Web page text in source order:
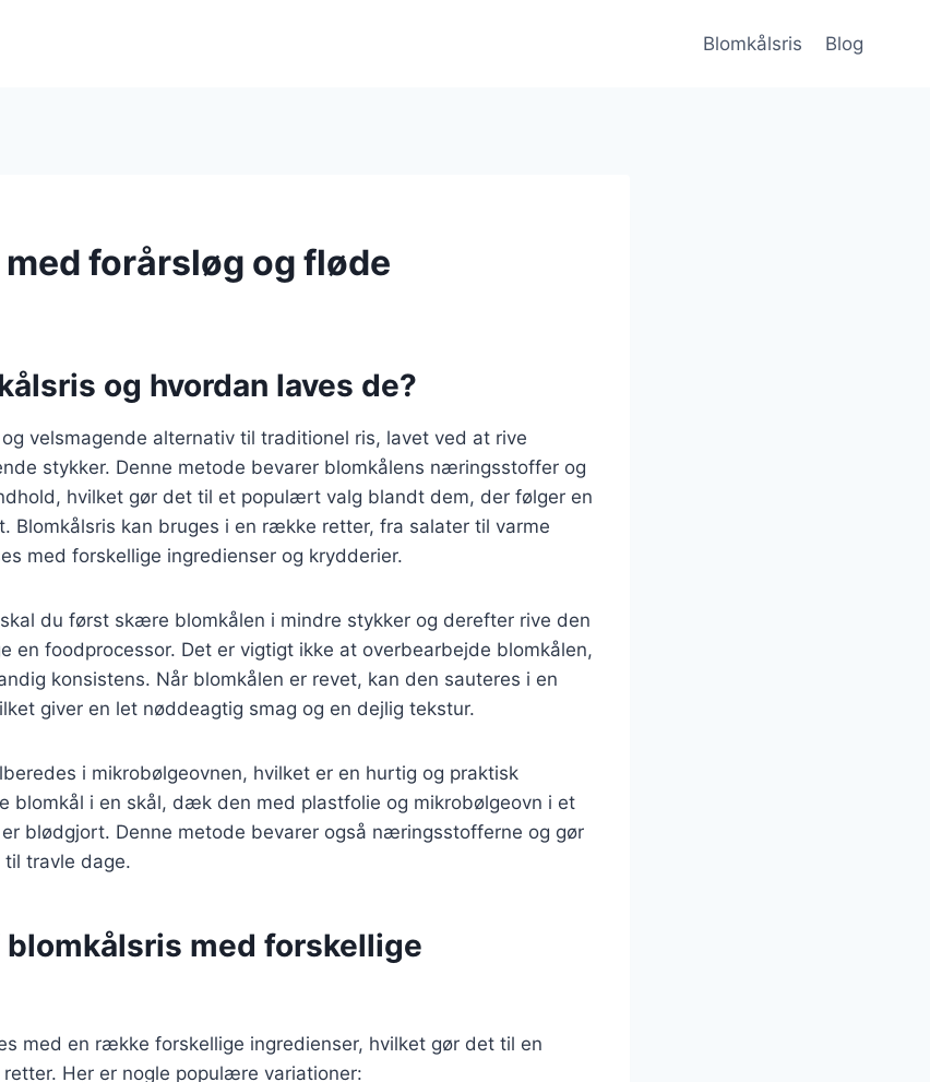
Blomkålsris Blog
forårsløg og fløde
og hvordan laves de?
velsmagende alternativ til traditionel ris, lavet ved at rive
stykker. Denne metode bevarer blomkålens næringsstoffer og
hvilket gør det til et populært valg blandt dem, der følger en
Blomkålsris kan bruges i en række retter, fra salater til varme
med forskellige ingredienser og krydderier.
du først skære blomkålen i mindre stykker og derefter rive den
en foodprocessor. Det er vigtigt ikke at overbearbejde blomkålen,
konsistens. Når blomkålen er revet, kan den sauteres i en
giver en let nøddeagtig smag og en dejlig tekstur.
i mikrobølgeovnen, hvilket er en hurtig og praktisk
blomkål i en skål, dæk den med plastfolie og mikrobølgeovn i et
blødgjort. Denne metode bevarer også næringsstofferne og gør
travle dage.
med forskellige
med en række forskellige ingredienser, hvilket gør det til en
Her er nogle populære variationer: